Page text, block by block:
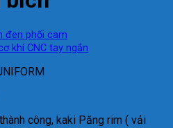
công, kaki Păng rim ( vải